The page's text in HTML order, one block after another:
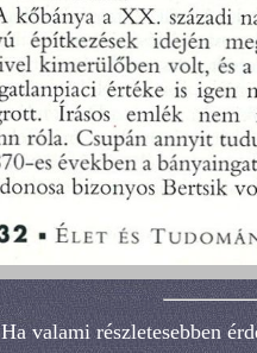
Ha valami részletesebben